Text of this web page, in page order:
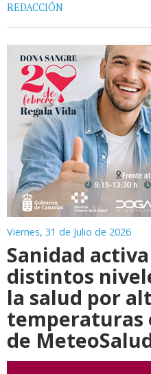
REDACCIÓN
Viernes, 31 de Julio de 2026
Sanidad
distintos
la salud por
temperaturas
de